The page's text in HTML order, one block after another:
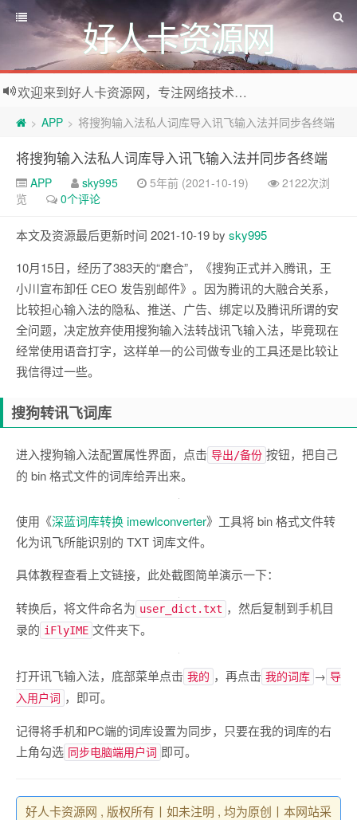
好人卡资源网
欢迎来到好人卡资源网，专注网络技术资源收集，我们不仅是网络资源的搬运工，也生产原创资源。寻找资源请留言或关注公众号:烈日下的男人
> APP > 将搜狗输入法私人词库导入讯飞输入法并同步各终端
将搜狗输入法私人词库导入讯飞输入法并同步各终端
APP sky995 5年前 (2021-10-19)
2122次浏
览
0个评论
本文及资源最后更新时间 2021-10-19 by sky995
10月15日，经历了383天的“磨合”，《搜狗正式并入腾讯，王
小川宣布卸任 CEO 发告别邮件》。因为腾讯的大融合关系，
比较担心输入法的隐私、推送、广告、绑定以及腾讯所谓的安
全问题，决定放弃使用搜狗输入法转战讯飞输入法，毕竟现在
经常使用语音打字，这样单一的公司做专业的工具还是比较让
我信得过一些。
搜狗转讯飞词库
进入搜狗输入法配置属性界面，点击 导出/备份 按钮，把自己
的 bin 格式文件的词库给弄出来。
使用《深蓝词库转换 imewlconverter》工具将 bin 格式文件转
化为讯飞所能识别的 TXT 词库文件。
具体教程查看上文链接，此处截图简单演示一下：
转换后，将文件命名为 user_dict.txt ，然后复制到手机目
录的 iFlyIME 文件夹下。
打开讯飞输入法，底部菜单点击 我的 ，再点击 我的词库 → 导
入用户词 ，即可。
记得将手机和PC端的词库设置为同步，只要在我的词库的右
上角勾选 同步电脑端用户词 即可。
好人卡资源网 , 版权所有丨如未注明 , 均为原创丨本网站采